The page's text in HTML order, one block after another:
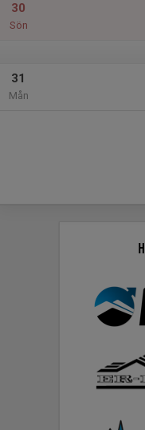
30
Sön
31
Mån